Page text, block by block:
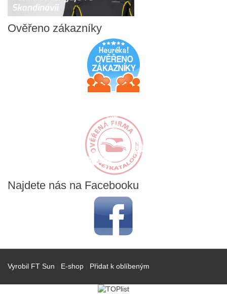
Ověřeno zákazníky
Najdete nás na Facebooku
Vyrobil FT Sun E-shop Přidat k oblíbeným